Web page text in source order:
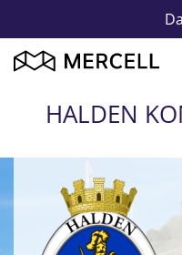
HALDEN